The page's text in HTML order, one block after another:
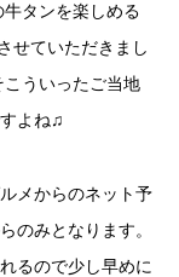
タンを楽しめる
せていただきまし
ういったご当地
よね♫
メからのネット予
のみとなります。
るので少し早めに